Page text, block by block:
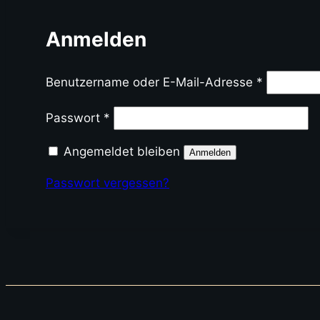
Anmelden
Benutzername oder E-Mail-Adresse *
Passwort *
Angemeldet bleiben Anmelden
Passwort vergessen?